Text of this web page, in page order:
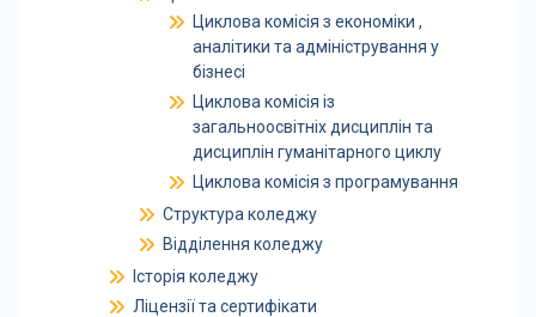
Циклова комісія з економіки ,
аналітики та адміністрування у
бізнесі
Циклова комісія із
загальноосвітніх дисциплін та
дисциплін гуманітарного циклу
Циклова комісія з програмування
Структура коледжу
Відділення коледжу
Історія коледжу
Ліцензії та сертифікати